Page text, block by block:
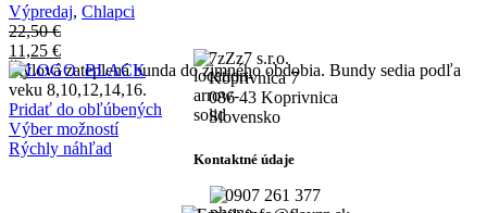
Výpredaj, Chlapci
22,50€
11,25 €
Štýlová zateplená bunda do zimného obdobia. Bundy sedia podľa
veku 8,10,12,14,16.
Pridať do obľúbených
Výber možností
Rýchly náhľad
7zZz7 s.r.o.
Koprivnica 7
086 43 Koprivnica
Slovensko
Kontaktné údaje
0907 261 377